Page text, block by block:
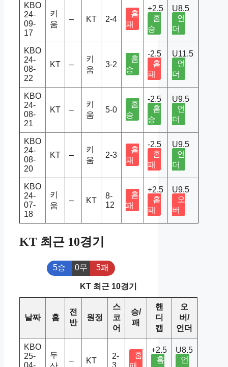
KBO
24-
09-
17
키
움
– KT 2-4
홈
패
+2.5
홈
승
U8.5
언
더
KBO
24-
08-
22
KT –
키
움
3-2
홈
승
-2.5
홈
패
U11.5
언
더
KBO
24-
08-
21
KT –
키
움
5-0
홈
승
-2.5
홈
승
U9.5
언
더
KBO
24-
08-
20
KT –
키
움
2-3
홈
패
-2.5
홈
패
U9.5
언
더
KBO
24-
07-
18
키
움
– KT
8-
12
홈
패
+2.5
홈
패
U9.5
오
버
KT 최근 10경기
5승 0무 5패
KT 최근 10경기
날짜 홈
전
반
원정
스
코
어
승/
패
핸
디
캡
오
버/
언더
KBO
25-
04-
두
– KT
2-
3
홈
+2.5
홈
U8.5
언